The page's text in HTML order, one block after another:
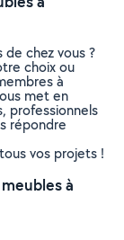
chez vous ?
choix ou
à
met en
professionnels
répondre
vos projets !
à